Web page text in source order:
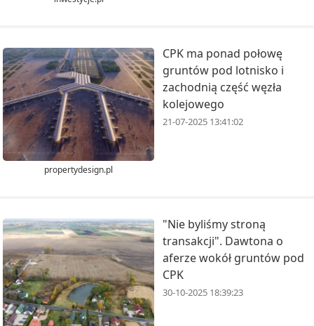
propertydesign.pl
CPK ma ponad połowę
gruntów pod lotnisko i
zachodnią część węzła
kolejowego
21-07-2025 13:41:02
"Nie byliśmy stroną
transakcji". Dawtona o
aferze wokół gruntów pod
CPK
30-10-2025 18:39:23